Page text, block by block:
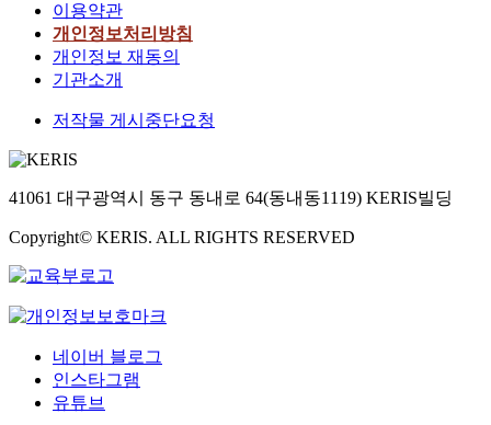
이용약관
개인정보처리방침
개인정보 재동의
기관소개
저작물 게시중단요청
41061 대구광역시 동구 동내로 64(동내동1119) KERIS빌딩
Copyright© KERIS. ALL RIGHTS RESERVED
네이버 블로그
인스타그램
유튜브